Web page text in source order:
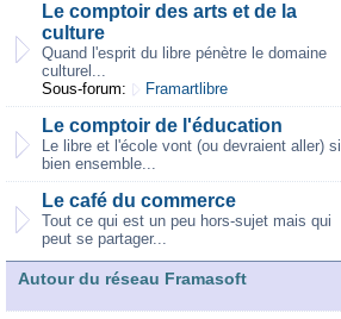
Le comptoir des arts et de la
culture
Quand l'esprit du libre pénètre le domaine
culturel...
Sous-forum:
Framartlibre
Le comptoir de l'éducation
Le libre et l'école vont (ou devraient aller) si
bien ensemble...
Le café du commerce
Tout ce qui est un peu hors-sujet mais qui
peut se partager...
Autour du réseau Framasoft